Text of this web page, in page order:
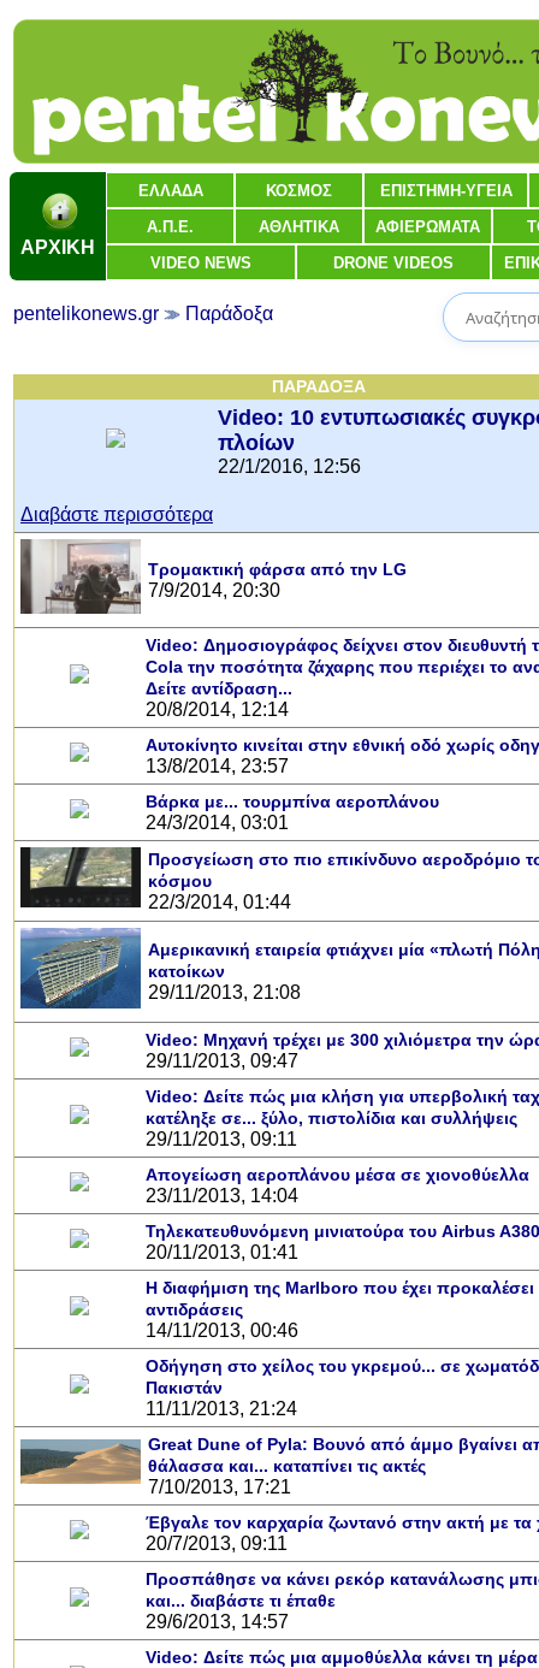
ΑΡΧΙΚΗ
ΕΛΛΑΔΑ ΚΟΣΜΟΣ ΕΠΙΣΤΗΜΗ-ΥΓΕΙΑ
Α.Π.Ε. ΑΘΛΗΤΙΚΑ ΑΦΙΕΡΩΜΑΤΑ
VIDEO NEWS DRONE VIDEOS
pentelikonews.gr Παράδοξα
ΠΑΡΑΔΟΞΑ
Video: 10 εντυπωσιακές
πλοίων
22/1/2016, 12:56
Διαβάστε περισσότερα
Τρομακτική φάρσα από την LG
7/9/2014, 20:30
Video: Δημοσιογράφος δείχνει στον διευθυντή
Cola την ποσότητα ζάχαρης που περιέχει το
Δείτε αντίδραση...
20/8/2014, 12:14
Αυτοκίνητο κινείται στην εθνική οδό χωρίς
13/8/2014, 23:57
Βάρκα με... τουρμπίνα αεροπλάνου
24/3/2014, 03:01
Προσγείωση στο πιο επικίνδυνο αεροδρόμιο
κόσμου
22/3/2014, 01:44
Αμερικανική εταιρεία φτιάχνει μία «πλωτή
κατοίκων
29/11/2013, 21:08
Video: Μηχανή τρέχει με 300 χιλιόμετρα την
29/11/2013, 09:47
Video: Δείτε πώς μια κλήση για υπερβολική
κατέληξε σε... ξύλο, πιστολίδια και συλλήψεις
29/11/2013, 09:11
Απογείωση αεροπλάνου μέσα σε χιονοθύελλα
23/11/2013, 14:04
Τηλεκατευθυνόμενη μινιατούρα του Airbus A380
20/11/2013, 01:41
Η διαφήμιση της Marlboro που έχει προκαλέσει
αντιδράσεις
14/11/2013, 00:46
Οδήγηση στο χείλος του γκρεμού... σε
Πακιστάν
11/11/2013, 21:24
Great Dune of Pyla: Bουνό από άμμο βγαίνει
θάλασσα και... καταπίνει τις ακτές
7/10/2013, 17:21
Έβγαλε τον καρχαρία ζωντανό στην ακτή με τα
20/7/2013, 09:11
Προσπάθησε να κάνει ρεκόρ κατανάλωσης
και... διαβάστε τι έπαθε
29/6/2013, 14:57
Video: Δείτε πώς μια αμμοθύελλα κάνει τη
το παράθυρό
που κάνει το
κι απ' το
μωρό